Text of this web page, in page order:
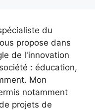
du
propose dans
de l'innovation
: éducation,
Mon
notamment
projets de